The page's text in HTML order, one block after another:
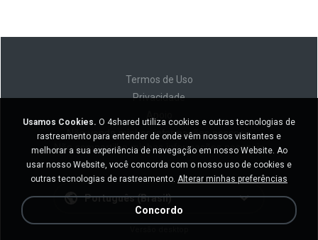
Termos de Uso
Privacidade
Não venda minhas informações pessoais
Não compartilhe minhas informações pessoais
Português (Brasil)
Usamos Cookies. O 4shared utiliza cookies e outras tecnologias de
rastreamento para entender de onde vêm nossos visitantes e
melhorar a sua experiência de navegação em nosso Website. Ao
usar nosso Website, você concorda com o nosso uso de cookies e
outras tecnologias de rastreamento. Alterar minhas preferências
Concordo